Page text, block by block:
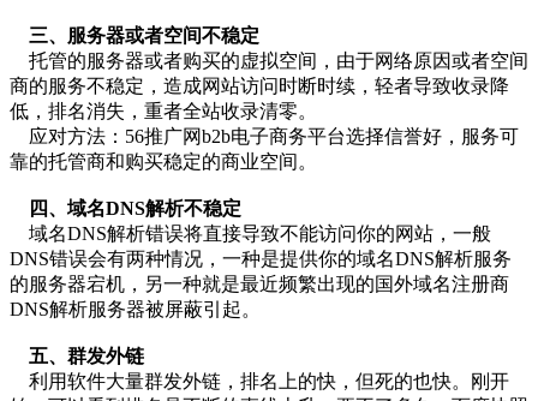
三、服务器或者空间不稳定
托管的服务器或者购买的虚拟空间，由于网络原因或者空间
商的服务不稳定，造成网站访问时断时续，轻者导致收录降
低，排名消失，重者全站收录清零。
应对方法：56推广网b2b电子商务平台选择信誉好，服务可
靠的托管商和购买稳定的商业空间。
四、域名DNS解析不稳定
域名DNS解析错误将直接导致不能访问你的网站，一般
DNS错误会有两种情况，一种是提供你的域名DNS解析服务
的服务器宕机，另一种就是最近频繁出现的国外域名注册商
DNS解析服务器被屏蔽引起。
五、群发外链
利用软件大量群发外链，排名上的快，但死的也快。刚开